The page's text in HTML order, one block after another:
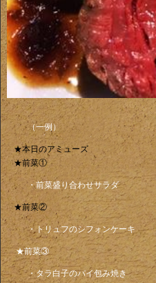
（一例）
★本日のアミューズ
★前菜①
・前菜盛り合わせサラダ
★前菜②
・トリュフのシフォンケーキ
★前菜③
・タラ白子のパイ包み焼き